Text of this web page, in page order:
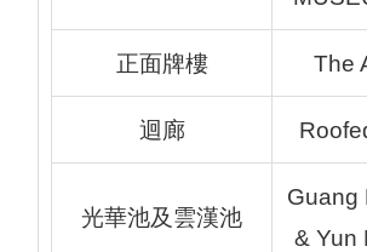
正面牌樓 The
迴廊
光華池及雲漢池
Guang
& Yun